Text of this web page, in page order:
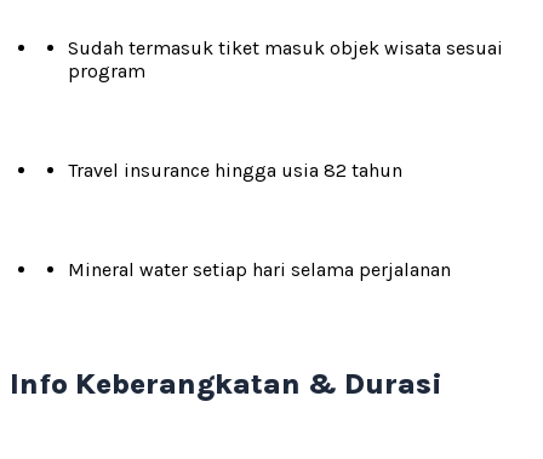
Sudah termasuk tiket masuk objek wisata sesuai
program
Travel insurance hingga usia 82 tahun
Mineral water setiap hari selama perjalanan
Info Keberangkatan & Durasi